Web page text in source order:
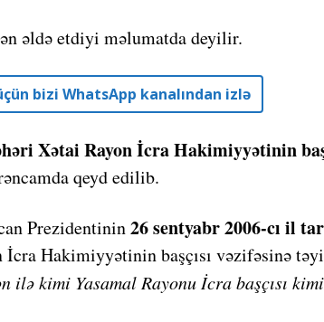
əldə etdiyi məlumatda deyilir.
bizi WhatsApp kanalından izlə
Xətai Rayon İcra Hakimiyyətinin
qeyd edilib.
Prezidentinin26 sentyabr 2006-cı il
İcra Hakimiyyətinin başçısı vəzifəsinə
ilə kimi Yasamal Rayonu İcra başçısı